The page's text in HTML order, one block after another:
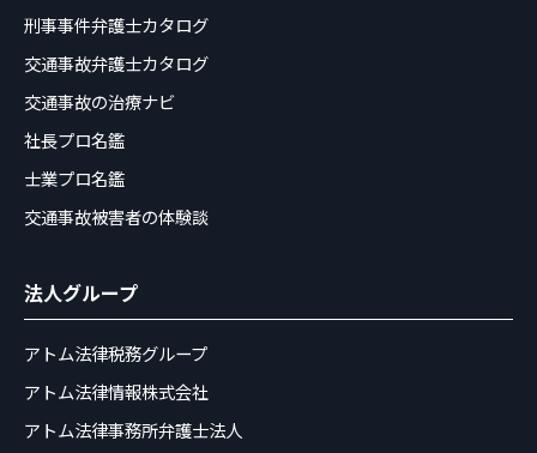
刑事事件弁護士カタログ
交通事故弁護士カタログ
交通事故の治療ナビ
社長プロ名鑑
士業プロ名鑑
交通事故被害者の体験談
法人グループ
アトム法律税務グループ
アトム法律情報株式会社
アトム法律事務所弁護士法人